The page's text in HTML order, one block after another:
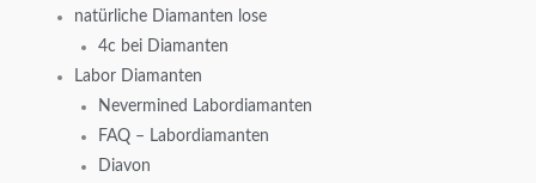
natürliche Diamanten lose
4c bei Diamanten
Labor Diamanten
Nevermined Labordiamanten
FAQ – Labordiamanten
Diavon